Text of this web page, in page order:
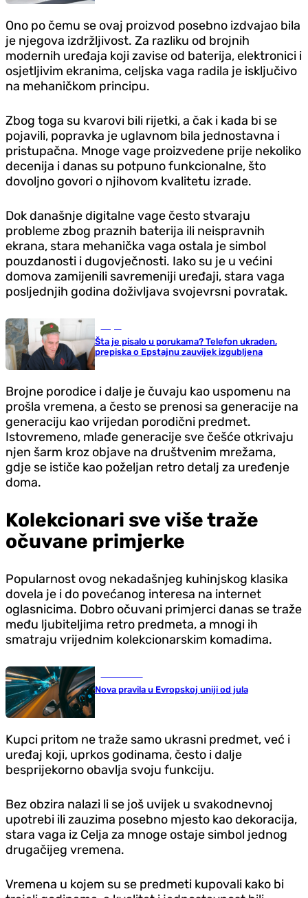
Ono po čemu se ovaj proizvod posebno izdvajao bila
je njegova izdržljivost. Za razliku od brojnih
modernih uređaja koji zavise od baterija, elektronici i
osjetljivim ekranima, celjska vaga radila je isključivo
na mehaničkom principu.
Zbog toga su kvarovi bili rijetki, a čak i kada bi se
pojavili, popravka je uglavnom bila jednostavna i
pristupačna. Mnoge vage proizvedene prije nekoliko
decenija i danas su potpuno funkcionalne, što
dovoljno govori o njihovom kvalitetu izrade.
Dok današnje digitalne vage često stvaraju
probleme zbog praznih baterija ili neispravnih
ekrana, stara mehanička vaga ostala je simbol
pouzdanosti i dugovječnosti. Iako su je u većini
domova zamijenili savremeniji uređaji, stara vaga
posljednjih godina doživljava svojevrsni povratak.
Šta je pisalo u porukama? Telefon ukraden,
prepiska o Epstajnu zauvijek izgubljena
Brojne porodice i dalje je čuvaju kao uspomenu na
prošla vremena, a često se prenosi sa generacije na
generaciju kao vrijedan porodični predmet.
Istovremeno, mlađe generacije sve češće otkrivaju
njen šarm kroz objave na društvenim mrežama,
gdje se ističe kao poželjan retro detalj za uređenje
doma.
Kolekcionari sve više traže
očuvane primjerke
Popularnost ovog nekadašnjeg kuhinjskog klasika
dovela je i do povećanog interesa na internet
oglasnicima. Dobro očuvani primjerci danas se traže
među ljubiteljima retro predmeta, a mnogi ih
smatraju vrijednim kolekcionarskim komadima.
Nova pravila u Evropskoj uniji od jula
Kupci pritom ne traže samo ukrasni predmet, već i
uređaj koji, uprkos godinama, često i dalje
besprijekorno obavlja svoju funkciju.
Bez obzira nalazi li se još uvijek u svakodnevnoj
upotrebi ili zauzima posebno mjesto kao dekoracija,
stara vaga iz Celja za mnoge ostaje simbol jednog
drugačijeg vremena.
Vremena u kojem su se predmeti kupovali kako bi